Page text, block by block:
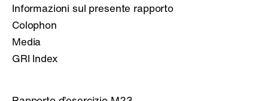
Informazioni sul presente rapporto
Colophon
Media
GRI Index